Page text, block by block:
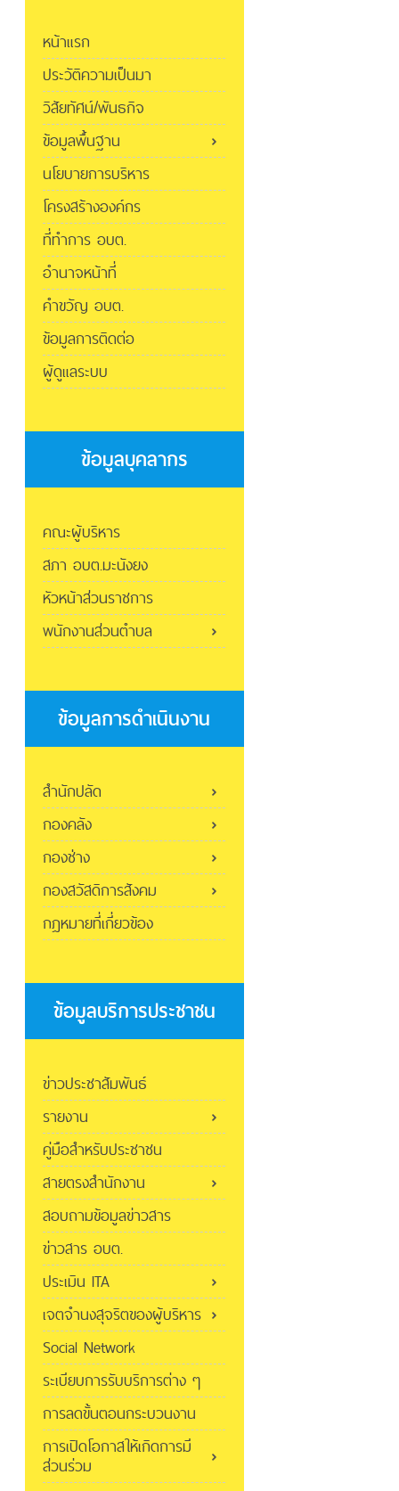
หน้าแรก
ประวัติความเป็นมา
วิสัยทัศน์/พันธกิจ
ข้อมูลพื้นฐาน
นโยบายการบริหาร
โครงสร้างองค์กร
ที่ทำการ อบต.
อำนาจหน้าที่
คำขวัญ อบต.
ข้อมูลการติดต่อ
ผู้ดูแลระบบ
ข้อมูลบุคลากร
คณะผู้บริหาร
สภา อบต.มะนังยง
หัวหน้าส่วนราชการ
พนักงานส่วนตำบล
ข้อมูลการดำเนินงาน
สำนักปลัด
กองคลัง
กองช่าง
กองสวัสดิการสังคม
กฎหมายที่เกี่ยวข้อง
ข้อมูลบริการประชาชน
ข่าวประชาสัมพันธ์
รายงาน
คู่มือสำหรับประชาชน
สายตรงสำนักงาน
สอบถามข้อมูลข่าวสาร
ข่าวสาร อบต.
ประเมิน ITA
เจตจำนงสุจริตของผู้บริหาร
Social Network
ระเบียบการรับบริการต่าง ๆ
การลดขั้นตอนกระบวนงาน
การเปิดโอกาสให้เกิดการมี
ส่วนร่วม